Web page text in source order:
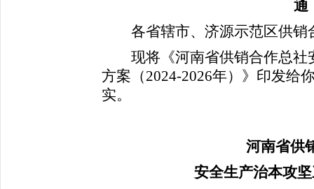
通
各省辖市、济源示范区供销
现将《河南省供销合作总社
方案（2024-2026年）》印发给
实。
河南省供
安全生产治本攻